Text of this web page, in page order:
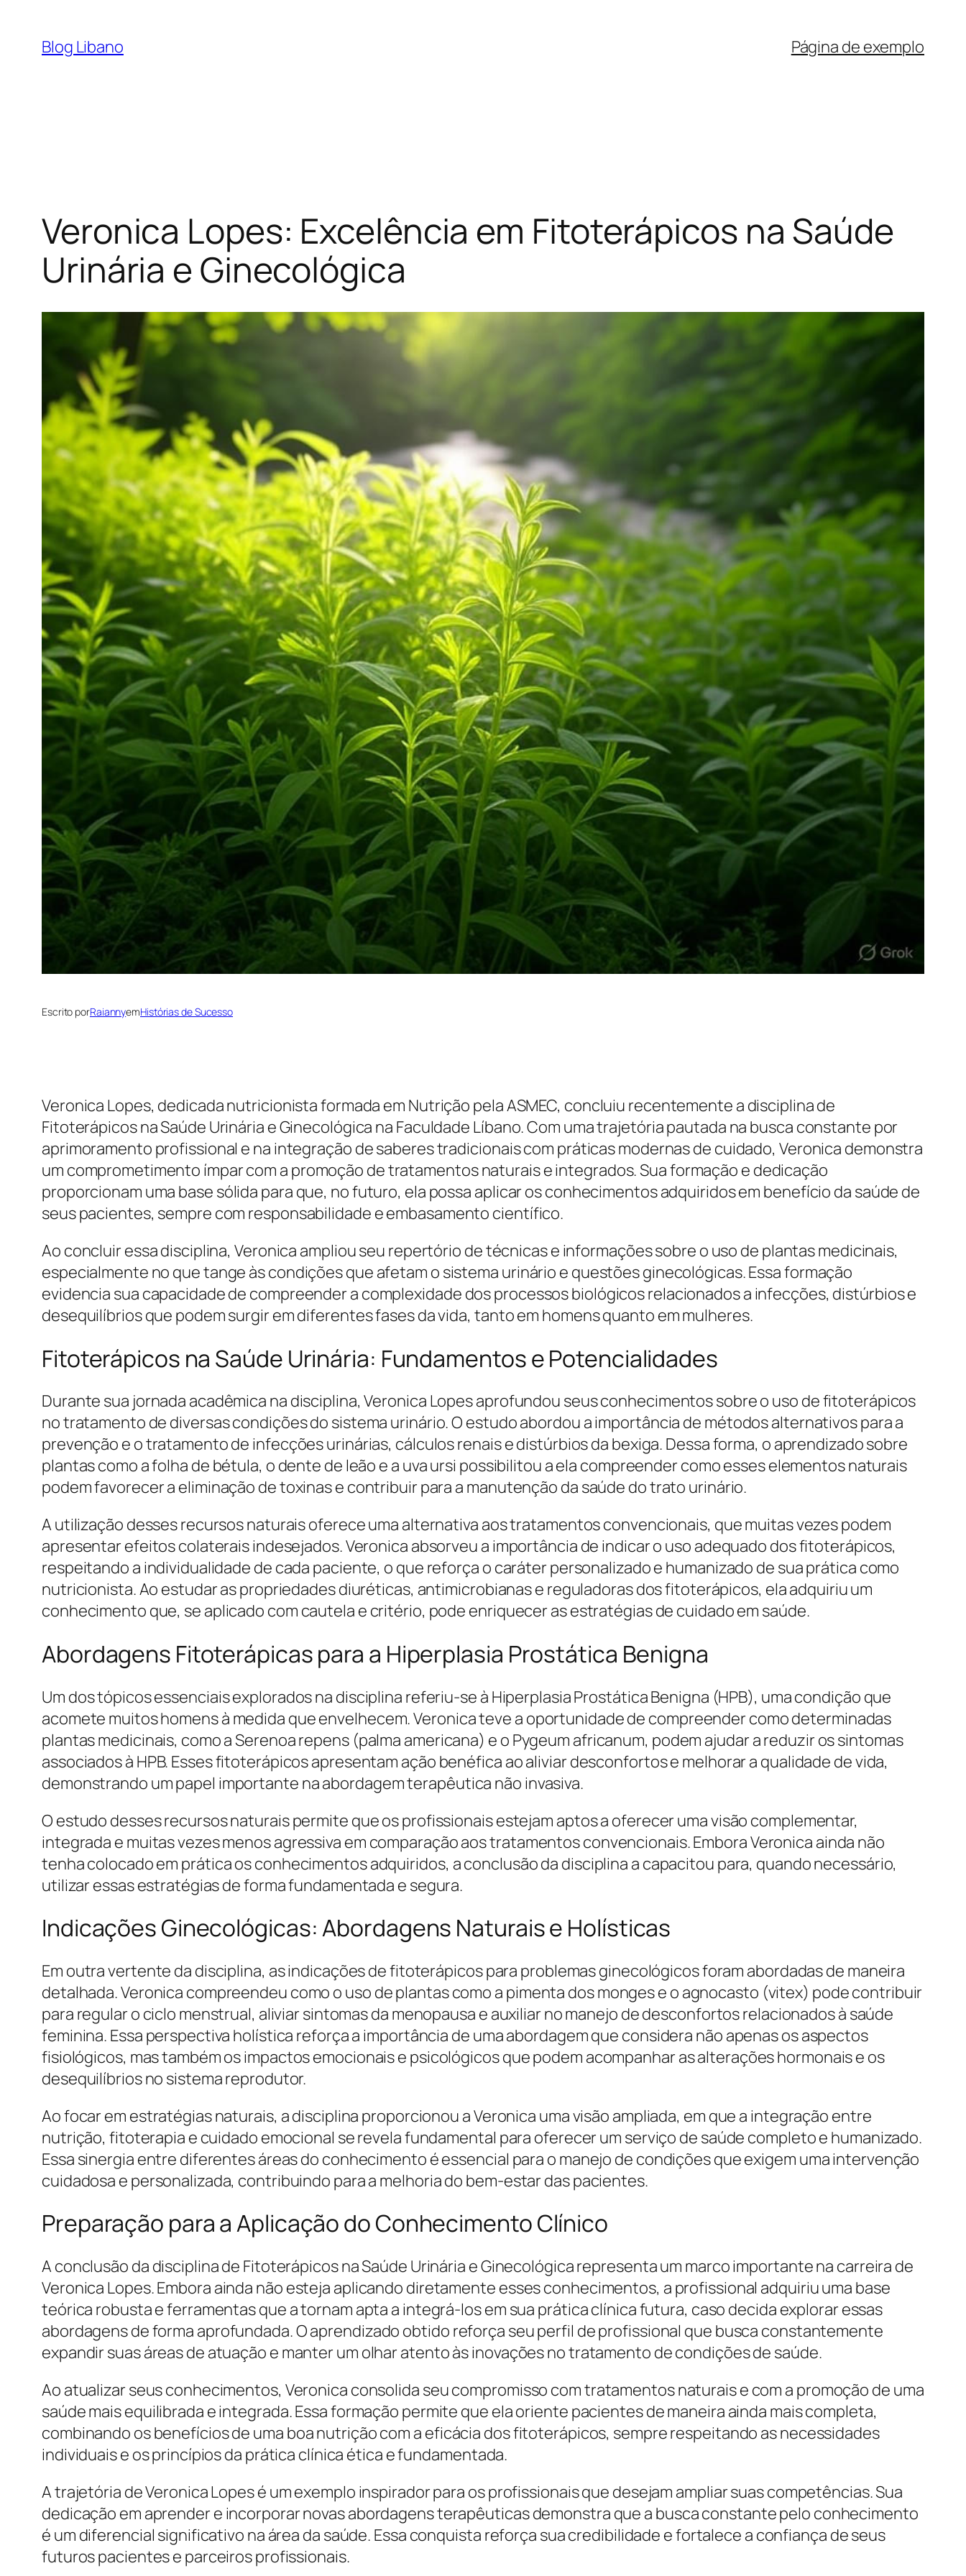
Blog Libano Página de exemplo
Veronica Lopes: Excelência em Fitoterápicos na Saúde
Urinária e Ginecológica
Escrito porRaiannyemHistórias de Sucesso
Veronica Lopes, dedicada nutricionista formada em Nutrição pela ASMEC, concluiu recentemente a disciplina de
Fitoterápicos na Saúde Urinária e Ginecológica na Faculdade Líbano. Com uma trajetória pautada na busca constante por
aprimoramento profissional e na integração de saberes tradicionais com práticas modernas de cuidado, Veronica demonstra
um comprometimento ímpar com a promoção de tratamentos naturais e integrados. Sua formação e dedicação
proporcionam uma base sólida para que, no futuro, ela possa aplicar os conhecimentos adquiridos em benefício da saúde de
seus pacientes, sempre com responsabilidade e embasamento científico.
Ao concluir essa disciplina, Veronica ampliou seu repertório de técnicas e informações sobre o uso de plantas medicinais,
especialmente no que tange às condições que afetam o sistema urinário e questões ginecológicas. Essa formação
evidencia sua capacidade de compreender a complexidade dos processos biológicos relacionados a infecções, distúrbios e
desequilíbrios que podem surgir em diferentes fases da vida, tanto em homens quanto em mulheres.
Fitoterápicos na Saúde Urinária: Fundamentos e Potencialidades
Durante sua jornada acadêmica na disciplina, Veronica Lopes aprofundou seus conhecimentos sobre o uso de fitoterápicos
no tratamento de diversas condições do sistema urinário. O estudo abordou a importância de métodos alternativos para a
prevenção e o tratamento de infecções urinárias, cálculos renais e distúrbios da bexiga. Dessa forma, o aprendizado sobre
plantas como a folha de bétula, o dente de leão e a uva ursi possibilitou a ela compreender como esses elementos naturais
podem favorecer a eliminação de toxinas e contribuir para a manutenção da saúde do trato urinário.
A utilização desses recursos naturais oferece uma alternativa aos tratamentos convencionais, que muitas vezes podem
apresentar efeitos colaterais indesejados. Veronica absorveu a importância de indicar o uso adequado dos fitoterápicos,
respeitando a individualidade de cada paciente, o que reforça o caráter personalizado e humanizado de sua prática como
nutricionista. Ao estudar as propriedades diuréticas, antimicrobianas e reguladoras dos fitoterápicos, ela adquiriu um
conhecimento que, se aplicado com cautela e critério, pode enriquecer as estratégias de cuidado em saúde.
Abordagens Fitoterápicas para a Hiperplasia Prostática Benigna
Um dos tópicos essenciais explorados na disciplina referiu-se à Hiperplasia Prostática Benigna (HPB), uma condição que
acomete muitos homens à medida que envelhecem. Veronica teve a oportunidade de compreender como determinadas
plantas medicinais, como a Serenoa repens (palma americana) e o Pygeum africanum, podem ajudar a reduzir os sintomas
associados à HPB. Esses fitoterápicos apresentam ação benéfica ao aliviar desconfortos e melhorar a qualidade de vida,
demonstrando um papel importante na abordagem terapêutica não invasiva.
O estudo desses recursos naturais permite que os profissionais estejam aptos a oferecer uma visão complementar,
integrada e muitas vezes menos agressiva em comparação aos tratamentos convencionais. Embora Veronica ainda não
tenha colocado em prática os conhecimentos adquiridos, a conclusão da disciplina a capacitou para, quando necessário,
utilizar essas estratégias de forma fundamentada e segura.
Indicações Ginecológicas: Abordagens Naturais e Holísticas
Em outra vertente da disciplina, as indicações de fitoterápicos para problemas ginecológicos foram abordadas de maneira
detalhada. Veronica compreendeu como o uso de plantas como a pimenta dos monges e o agnocasto (vitex) pode contribuir
para regular o ciclo menstrual, aliviar sintomas da menopausa e auxiliar no manejo de desconfortos relacionados à saúde
feminina. Essa perspectiva holística reforça a importância de uma abordagem que considera não apenas os aspectos
fisiológicos, mas também os impactos emocionais e psicológicos que podem acompanhar as alterações hormonais e os
desequilíbrios no sistema reprodutor.
Ao focar em estratégias naturais, a disciplina proporcionou a Veronica uma visão ampliada, em que a integração entre
nutrição, fitoterapia e cuidado emocional se revela fundamental para oferecer um serviço de saúde completo e humanizado.
Essa sinergia entre diferentes áreas do conhecimento é essencial para o manejo de condições que exigem uma intervenção
cuidadosa e personalizada, contribuindo para a melhoria do bem-estar das pacientes.
Preparação para a Aplicação do Conhecimento Clínico
A conclusão da disciplina de Fitoterápicos na Saúde Urinária e Ginecológica representa um marco importante na carreira de
Veronica Lopes. Embora ainda não esteja aplicando diretamente esses conhecimentos, a profissional adquiriu uma base
teórica robusta e ferramentas que a tornam apta a integrá-los em sua prática clínica futura, caso decida explorar essas
abordagens de forma aprofundada. O aprendizado obtido reforça seu perfil de profissional que busca constantemente
expandir suas áreas de atuação e manter um olhar atento às inovações no tratamento de condições de saúde.
Ao atualizar seus conhecimentos, Veronica consolida seu compromisso com tratamentos naturais e com a promoção de uma
saúde mais equilibrada e integrada. Essa formação permite que ela oriente pacientes de maneira ainda mais completa,
combinando os benefícios de uma boa nutrição com a eficácia dos fitoterápicos, sempre respeitando as necessidades
individuais e os princípios da prática clínica ética e fundamentada.
A trajetória de Veronica Lopes é um exemplo inspirador para os profissionais que desejam ampliar suas competências. Sua
dedicação em aprender e incorporar novas abordagens terapêuticas demonstra que a busca constante pelo conhecimento
é um diferencial significativo na área da saúde. Essa conquista reforça sua credibilidade e fortalece a confiança de seus
futuros pacientes e parceiros profissionais.